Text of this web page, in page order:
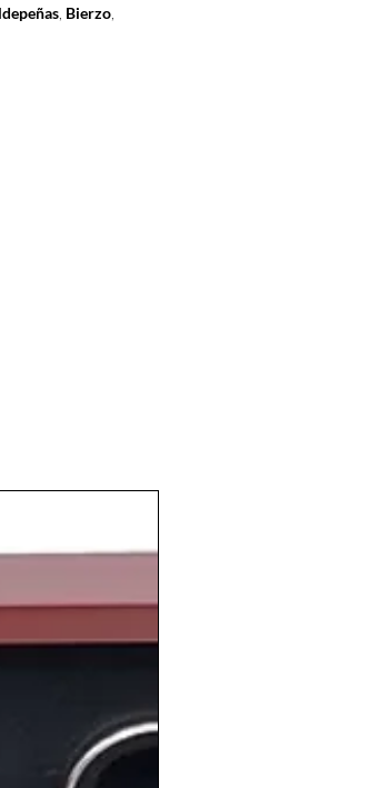
Bierzo
los españoles
"contratos basura"
de tres millones
manifestarse y
seguia
que nos llevó a